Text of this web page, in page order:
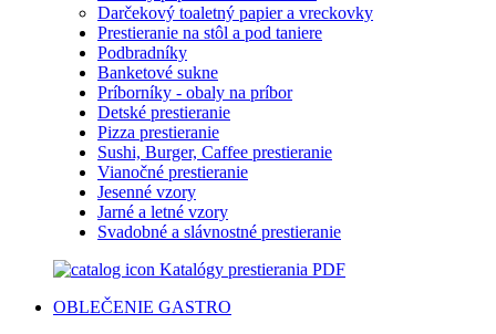
Darčekový toaletný papier a vreckovky
Prestieranie na stôl a pod taniere
Podbradníky
Banketové sukne
Príborníky - obaly na príbor
Detské prestieranie
Pizza prestieranie
Sushi, Burger, Caffee prestieranie
Vianočné prestieranie
Jesenné vzory
Jarné a letné vzory
Svadobné a slávnostné prestieranie
Katalógy prestierania PDF
OBLEČENIE GASTRO